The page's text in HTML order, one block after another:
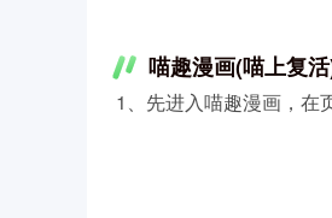
喵趣漫画(喵上复
1、先进入喵趣漫画，在